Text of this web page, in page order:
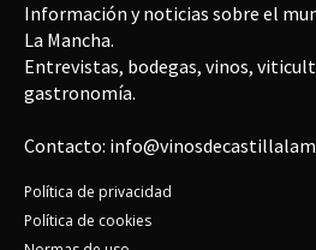
Información y noticias sobre el
La Mancha.
Entrevistas, bodegas, vinos,
gastronomía.
Contacto:
Política de privacidad
Política de cookies